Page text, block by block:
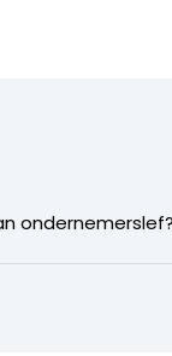
ondernemerslef?